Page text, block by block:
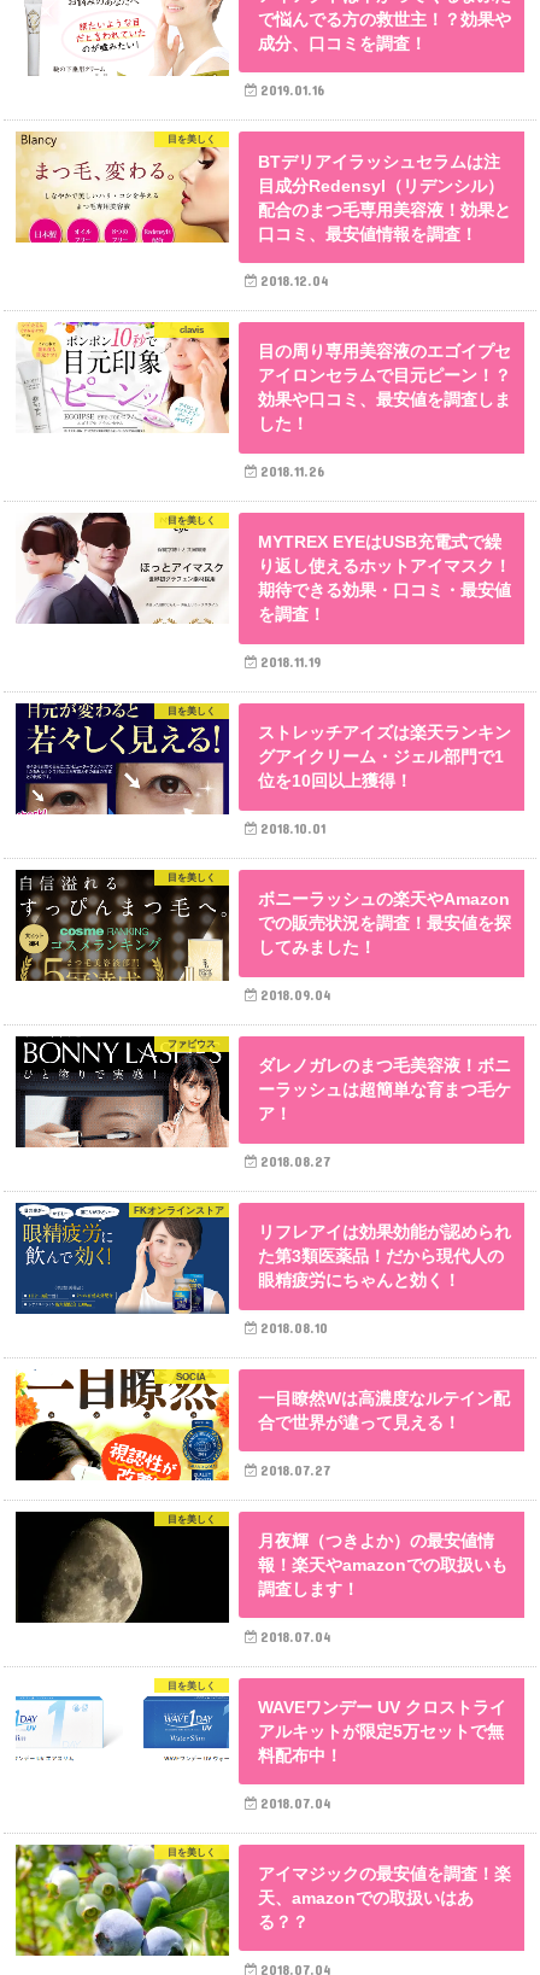
で悩んでる方の救世主！？効果や
成分、口コミを調査！
2019.01.16
目を美しく
BTデリアイラッシュセラムは注
目成分Redensyl（リデンシル）
配合のまつ毛専用美容液！効果と
口コミ、最安値情報を調査！
2018.12.04
clavis
目の周り専用美容液のエゴイプセ
アイロンセラムで目元ピーン！？
効果や口コミ、最安値を調査しま
した！
2018.11.26
目を美しく
MYTREX EYEはUSB充電式で繰
り返し使えるホットアイマスク！
期待できる効果・口コミ・最安値
を調査！
2018.11.19
目を美しく
ストレッチアイズは楽天ランキン
グアイクリーム・ジェル部門で1
位を10回以上獲得！
2018.10.01
目を美しく
ボニーラッシュの楽天やAmazon
での販売状況を調査！最安値を探
してみました！
2018.09.04
ファビウス
ダレノガレのまつ毛美容液！ボニ
ーラッシュは超簡単な育まつ毛ケ
ア！
2018.08.27
FKオンラインストア
リフレアイは効果効能が認められ
た第3類医薬品！だから現代人の
眼精疲労にちゃんと効く！
2018.08.10
SOCIA
一目瞭然Wは高濃度なルテイン配
合で世界が違って見える！
2018.07.27
目を美しく
月夜輝（つきよか）の最安値情
報！楽天やamazonでの取扱いも
調査します！
2018.07.04
目を美しく
WAVEワンデー UV クロストライ
アルキットが限定5万セットで無
料配布中！
2018.07.04
目を美しく
アイマジックの最安値を調査！楽
天、amazonでの取扱いはあ
る？？
2018.07.04